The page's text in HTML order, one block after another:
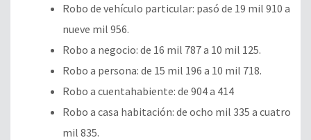
Robo de vehículo particular: pasó de 19 mil 910 a
nueve mil 956.
Robo a negocio: de 16 mil 787 a 10 mil 125.
Robo a persona: de 15 mil 196 a 10 mil 718.
Robo a cuentahabiente: de 904 a 414
Robo a casa habitación: de ocho mil 335 a cuatro
mil 835.